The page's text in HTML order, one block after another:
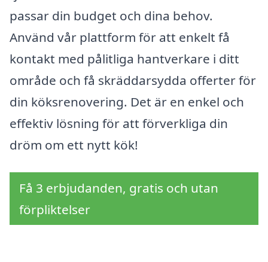
passar din budget och dina behov.
Använd vår plattform för att enkelt få
kontakt med pålitliga hantverkare i ditt
område och få skräddarsydda offerter för
din köksrenovering. Det är en enkel och
effektiv lösning för att förverkliga din
dröm om ett nytt kök!
Få 3 erbjudanden, gratis och utan
förpliktelser